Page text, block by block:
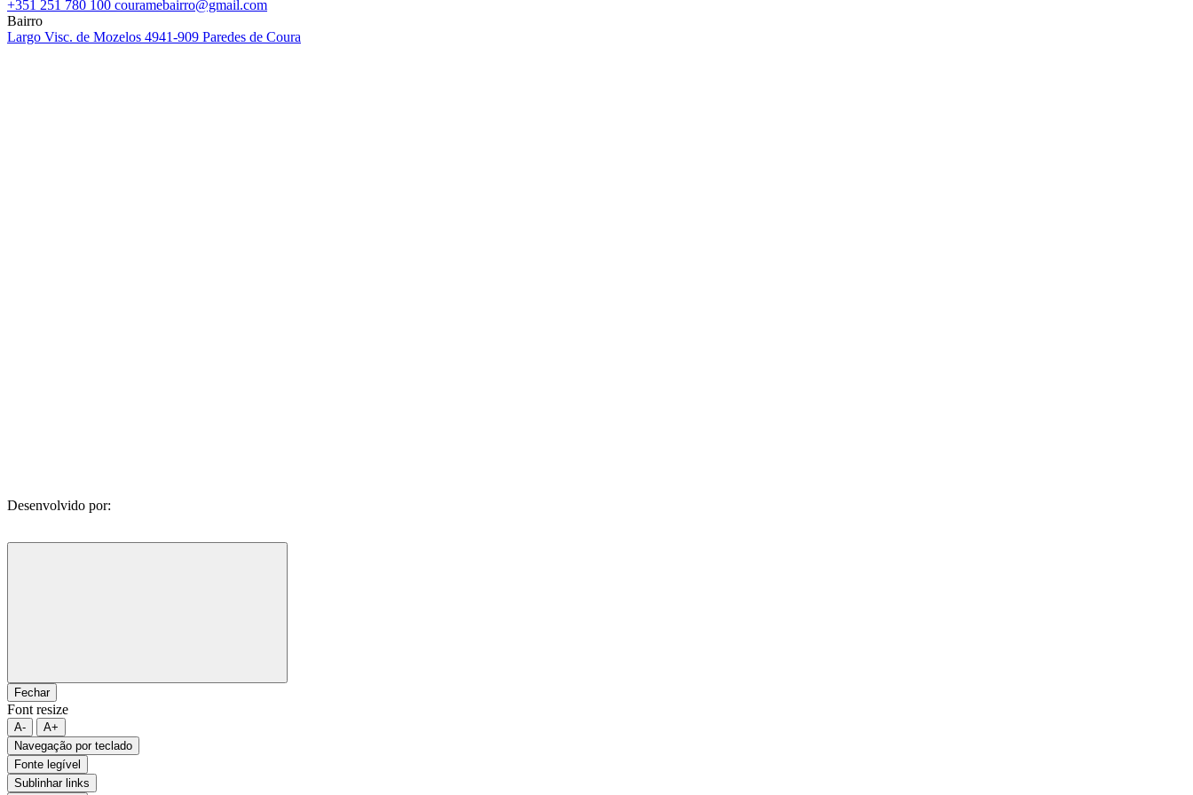
+351 251 780 100 couramebairro@gmail.com
Bairro
Largo Visc. de Mozelos 4941-909 Paredes de Coura
Desenvolvido por:
Fechar
Font resize
A-
A+
Navegação por teclado
Fonte legível
Sublinhar links